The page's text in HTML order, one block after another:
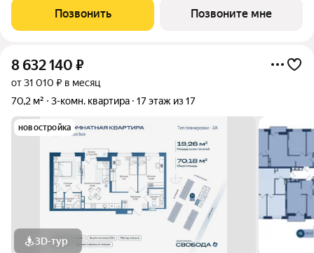
электропроводка с розетками и выключателями. Проведены
системы холодного и горячего
Позвонить Позвоните мне
8 632 140 ₽
от 31 010 ₽ в месяц
70,2 м²
3-комн. квартира 17 этаж из 17
новостройка
3D-тур